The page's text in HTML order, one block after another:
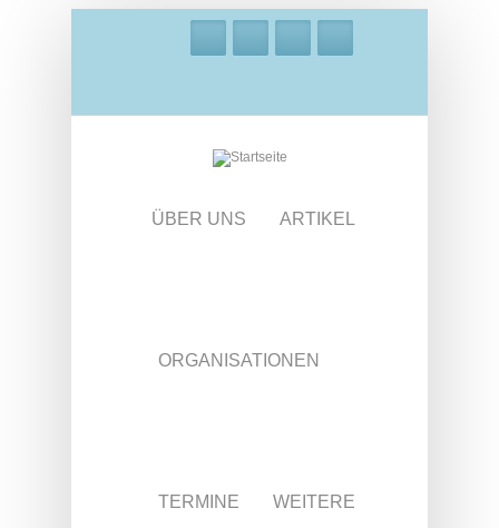
ÜBER UNS ARTIKEL
ORGANISATIONEN
TERMINE WEITERE